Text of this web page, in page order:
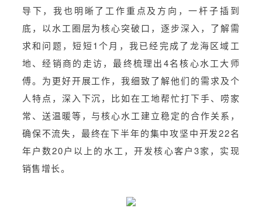
导下，我也明晰了工作重点及方向，一杆子插到
底，以水工圈层为核心突破口，逐步深入，了解需
求和问题，短短1个月，我已经完成了龙海区域工
地、经销商的走访，最终梳理出4名核心水工大师
傅。为更好开展工作，我细致了解他们的需求及个
人特点，深入下沉，比如在工地帮忙打下手、唠家
常、送温暖等，与核心水工建立稳定的合作关系，
确保不流失，最终在下半年的集中攻坚中开发22名
年户数20户以上的水工，开发核心客户3家，实现
销售增长。